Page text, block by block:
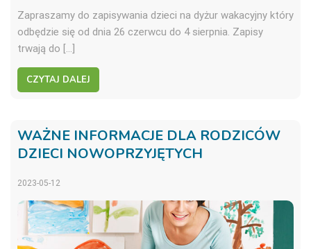
Zapraszamy do zapisywania dzieci na dyżur wakacyjny który
odbędzie się od dnia 26 czerwcu do 4 sierpnia. Zapisy
trwają do […]
CZYTAJ DALEJ
WAŻNE INFORMACJE DLA RODZICÓW
DZIECI NOWOPRZYJĘTYCH
2023-05-12